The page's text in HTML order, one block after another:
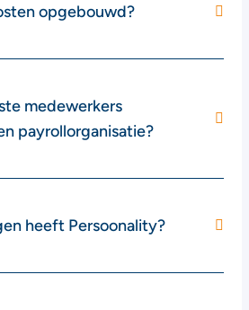
opgebouwd?
medewerkers
payrollorganisatie?
heeft Persoonality?